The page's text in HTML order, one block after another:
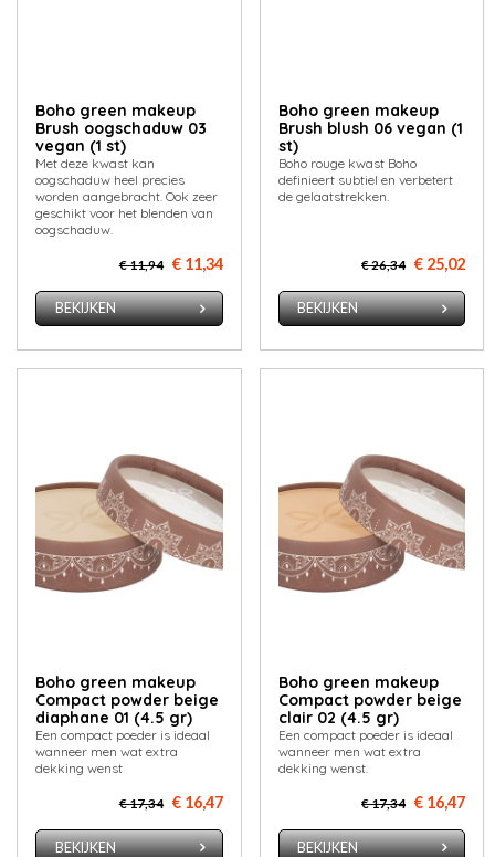
Boho green makeup
Brush oogschaduw 03
vegan (1 st)
Met deze kwast kan
oogschaduw heel precies
worden aangebracht. Ook zeer
geschikt voor het blenden van
oogschaduw.
€ 11,94 € 11,34
BEKIJKEN
Boho green makeup
Brush blush 06 vegan (1
st)
Boho rouge kwast Boho
definieert subtiel en verbetert
de gelaatstrekken.
€ 26,34 € 25,02
BEKIJKEN
Boho green makeup
Compact powder beige
diaphane 01 (4.5 gr)
Een compact poeder is ideaal
wanneer men wat extra
dekking wenst
€ 17,34 € 16,47
BEKIJKEN
Boho green makeup
Compact powder beige
clair 02 (4.5 gr)
Een compact poeder is ideaal
wanneer men wat extra
dekking wenst.
€ 17,34 € 16,47
BEKIJKEN